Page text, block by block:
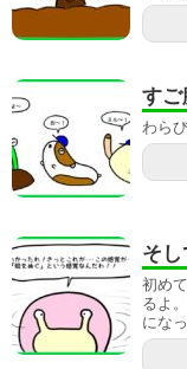
すご
わら
そ
初め
るよ
にな